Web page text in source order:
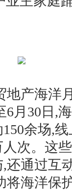
地产海洋
月30日,
余场,
次。这
还通过互
将海洋保